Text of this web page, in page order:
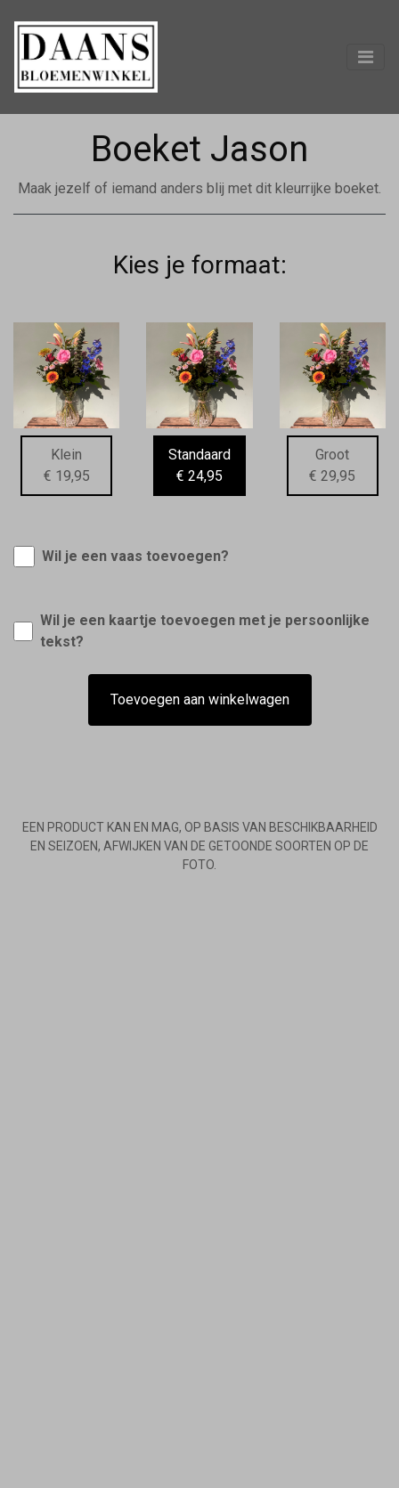
Boeket Jason
Maak jezelf of iemand anders blij met dit kleurrijke boeket.
Kies je formaat:
Klein
€ 19,95
Standaard
€ 24,95
Groot
€ 29,95
Wil je een vaas toevoegen?
Wil je een kaartje toevoegen met je persoonlijke
tekst?
Toevoegen aan winkelwagen
EEN PRODUCT KAN EN MAG, OP BASIS VAN BESCHIKBAARHEID
EN SEIZOEN, AFWIJKEN VAN DE GETOONDE SOORTEN OP DE
FOTO.